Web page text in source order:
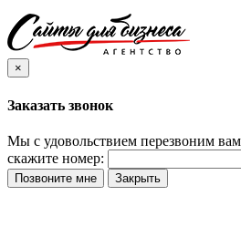
×
Заказать звонок
Мы с удовольствием перезвоним
скажите номер:
Позвоните мне Закрыть